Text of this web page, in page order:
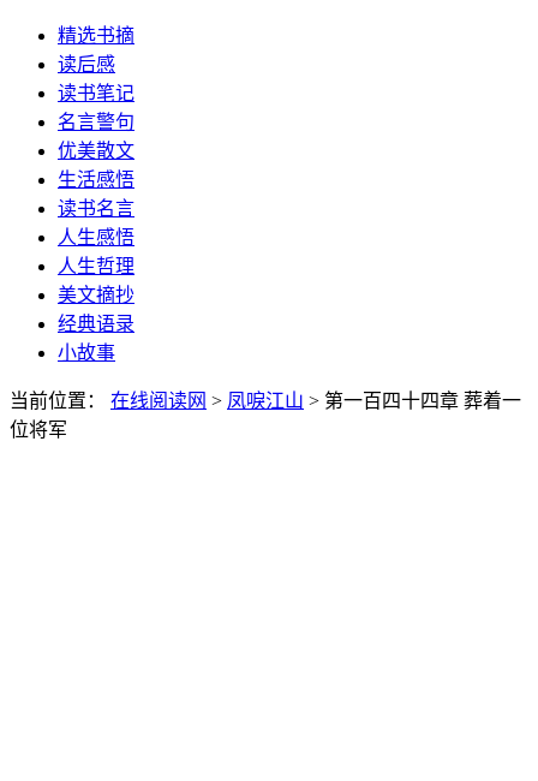
精选书摘
读后感
读书笔记
名言警句
优美散文
生活感悟
读书名言
人生感悟
人生哲理
美文摘抄
经典语录
小故事
当前位置： 在线阅读网 > 凤唳江山 > 第一百四十四章 葬着一
位将军